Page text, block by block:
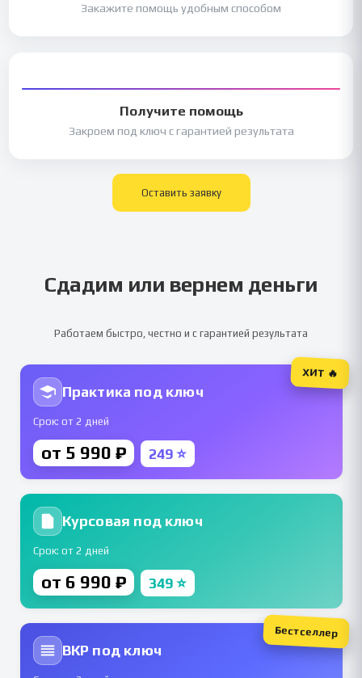
Закажите помощь удобным способом
Получите помощь
Закроем под ключ с гарантией результата
Оставить заявку
Сдадим или вернем деньги
Работаем быстро, честно и с гарантией результата
Практика под ключ
Срок: от 2 дней
от 5 990 ₽ 249 ⭐
ХИТ 🔥
Курсовая под ключ
Срок: от 2 дней
от 6 990 ₽ 349 ⭐
ВКР под ключ
Бестселлер